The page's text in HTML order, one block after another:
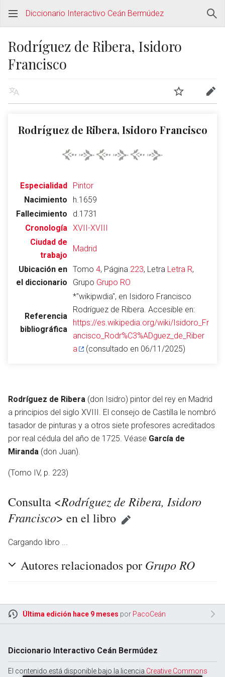
Abrir menú principal
Diccionario Interactivo Ceán Bermúdez
Rodríguez de Ribera, Isidoro
Francisco
Vigilar
Rodríguez de Ribera, Isidoro Francisco
Especialidad
Pintor
Nacimiento
h.1659
Fallecimiento
d.1731
Cronología XVII-XVIII
Ciudad de
trabajo
Madrid
Ubicación en
el diccionario
Tomo 4, Página 223, Letra Letra R,
Grupo Grupo RO
Referencia
bibliográfica
*"wikipwdia", en Isidoro Francisco
Rodríguez de Ribera. Accesible en:
https://es.wikipedia.org/wiki/Isidoro_Fr
ancisco_Rodr%C3%ADguez_de_Riber
a
(consultado en 06/11/2025)
Rodríguez de Ribera (don Isidro) pintor del rey en Madrid
a principios del siglo XVIII. El consejo de Castilla le nombró
tasador de pinturas y a otros siete profesores acreditados
por real cédula del año de 1725. Véase García de
Miranda (don Juan).
(Tomo IV, p. 223)
Consulta <Rodríguez de Ribera, Isidoro
Francisco> en el libro
Cargando libro ...
Autores relacionados por Grupo RO
Última edición hace 9 meses por PacoCeán
Diccionario Interactivo Ceán Bermúdez
El contenido está disponible bajo la licencia Creative Commons